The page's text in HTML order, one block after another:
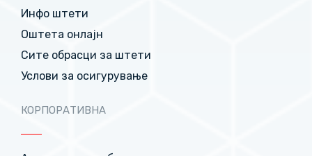
Инфо штети
Оштета онлајн
Сите обрасци за штети
Услови за осигурување
КОРПОРАТИВНА